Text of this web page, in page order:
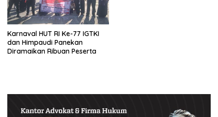
Karnaval HUT RI Ke-77 IGTKI
dan Himpaudi Panekan
Diramaikan Ribuan Peserta